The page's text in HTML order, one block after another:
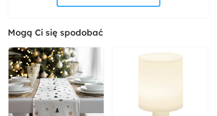
Pomieszczenie:
Rodzaj trzonka:
LED
Akcja specjalna:
Nowość
Mogą Ci się spodobać